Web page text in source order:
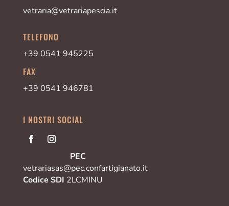
vetraria@vetrariapescia.it
TELEFONO
+39 0541 945225
FAX
+39 0541 946781
I NOSTRI SOCIAL
PEC
vetrariasas@pec.confartigianato.it
Codice SDI 2LCMINU